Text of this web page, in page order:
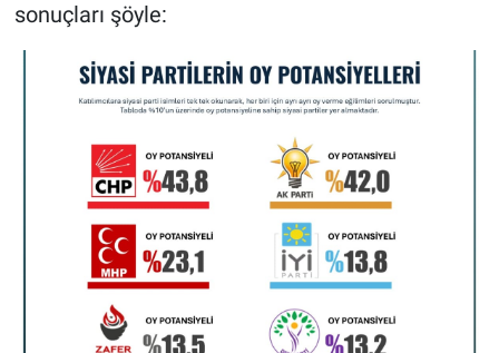
sonuçları şöyle:
Kültür Sanat
Ne demişti
Nedir
Popüler
Programlar